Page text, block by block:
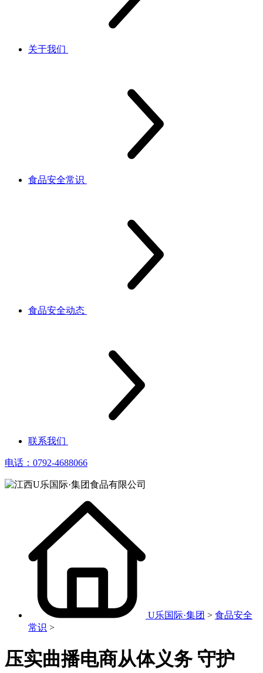
关于我们
食品安全常识
食品安全动态
联系我们
电话：0792-4688066
U乐国际·集团 > 食品安全
常识 >
压实曲播电商从体义务 守护